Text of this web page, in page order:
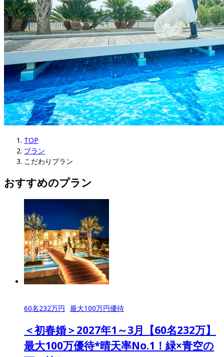
TOP
プラン
こだわりプラン
おすすめのプラン
60名232万円 最大100万円優待
＜初春婚＞2027年1～3月【60名232万】
最大100万優待*晴天率No.1！緑×青空の